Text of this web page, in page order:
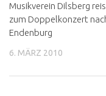
Musikverein Dilsberg
zum Doppelkonzert
Endenburg
6. MÄRZ 2010